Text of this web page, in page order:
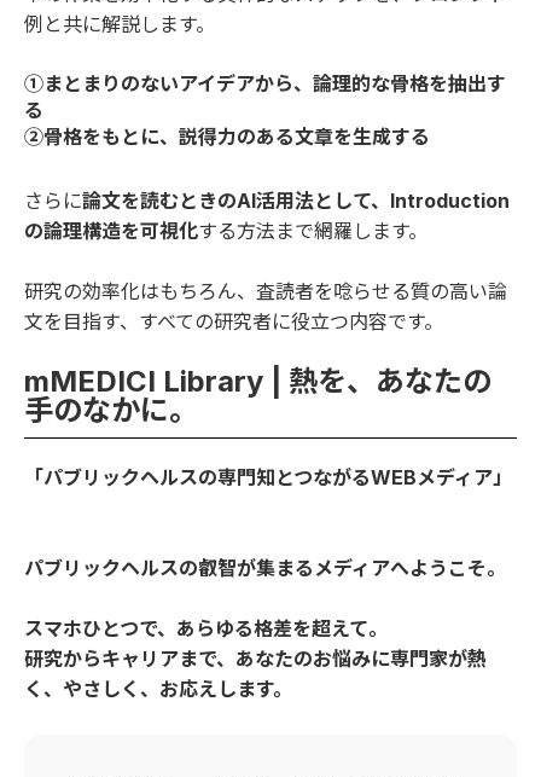
例と共に解説します。
①まとまりのないアイデアから、論理的な骨格を抽出す
る
②骨格をもとに、説得力のある文章を生成する
さらに論文を読むときのAI活用法として、Introduction
の論理構造を可視化する方法まで網羅します。
研究の効率化はもちろん、査読者を唸らせる質の高い論
文を目指す、すべての研究者に役立つ内容です。
mMEDICI Library | 熱を、あなたの
手のなかに。
「パブリックヘルスの専門知とつながるWEBメディア」
パブリックヘルスの叡智が集まるメディアへようこそ。
スマホひとつで、あらゆる格差を超えて。
研究からキャリアまで、あなたのお悩みに専門家が熱
く、やさしく、お応えします。